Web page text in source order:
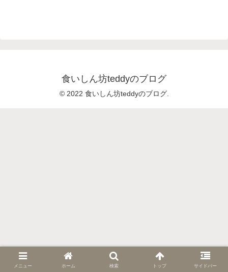
食いしん坊teddyのブログ
© 2022 食いしん坊teddyのブログ.
メニュー ホーム 検索 トップ サイドバー